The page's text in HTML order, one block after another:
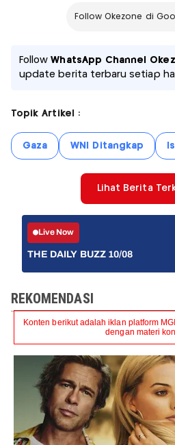
Follow Okezone di
FollowWhatsApp Channel
update berita terbaru setiap
Topik Artikel :
Gaza WNI Ditangkap
Lihat Berita
Live Now
THE DAILY BUZZ 10/08